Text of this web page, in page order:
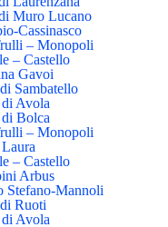
Muro Lucano
Cassinasco
– Monopoli
– Castello
Gavoi
Sambatello
Avola
Bolca
– Monopoli
– Castello
Arbus
Stefano-Mannoli
Ruoti
Avola